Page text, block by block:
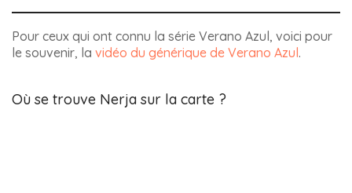
Pour ceux qui ont connu la série Verano Azul, voici pour
le souvenir, la vidéo du générique de Verano Azul.
Où se trouve Nerja sur la carte ?